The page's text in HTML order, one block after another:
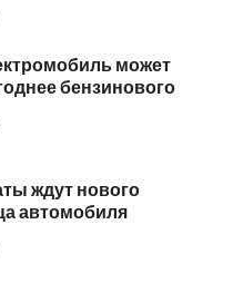
может
бензинового
ждут нового
автомобиля